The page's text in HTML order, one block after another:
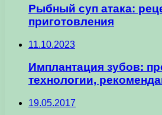
Рыбный суп атака:
приготовления
11.10.2023
Имплантация зубов:
технологии,
19.05.2017